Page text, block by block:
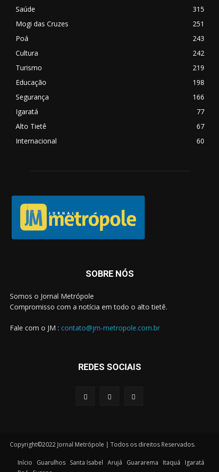
Saúde
315
Mogi das Cruzes
251
Poá
243
Cultura
242
Turismo
219
Educação
198
Segurança
166
Igaratá
77
Alto Tietê
67
Internacional
60
SOBRE NÓS
Somos o Jornal Metrópole
Compromisso com a notícia em todo o alto tietê.
Fale com o JM : contato@jm-metropole.com.br
REDES SOCIAIS
Copyright©2022 Jornal Metrópole | Todos os direitos Reservados.
Início Guarulhos Santa Isabel Arujá Guararema Itaquá
Igaratá